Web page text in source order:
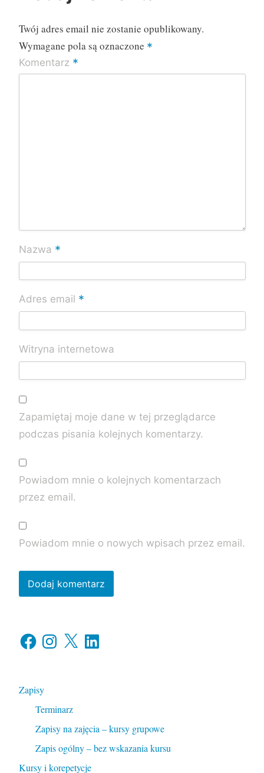
Twój adres email nie zostanie opublikowany.
Wymagane pola są oznaczone *
Komentarz *
Nazwa *
Adres email *
Witryna internetowa
Zapamiętaj moje dane w tej przeglądarce
podczas pisania kolejnych komentarzy.
Powiadom mnie o kolejnych komentarzach
przez email.
Powiadom mnie o nowych wpisach przez email.
FacebookInstagram
X LinkedIn
Zapisy
Terminarz
Zapisy na zajęcia – kursy grupowe
Zapis ogólny – bez wskazania kursu
Kursy i korepetycje